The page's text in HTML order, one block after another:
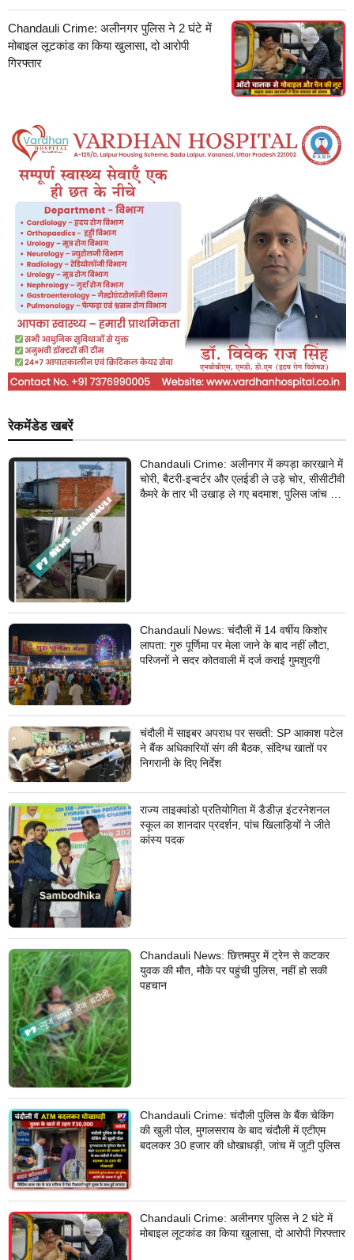
Chandauli Crime: अलीनगर पुलिस ने 2 घंटे में
मोबाइल लूटकांड का किया खुलासा, दो आरोपी
गिरफ्तार
रेकमेंडेड खबरें
Chandauli Crime: अलीनगर में कपड़ा कारखाने में
चोरी, बैटरी-इन्वर्टर और एलईडी ले उड़े चोर, सीसीटीवी
कैमरे के तार भी उखाड़ ले गए बदमाश, पुलिस जांच में
Chandauli News: चंदौली में 14 वर्षीय किशोर
लापता: गुरु पूर्णिमा पर मेला जाने के बाद नहीं लौटा,
परिजनों ने सदर कोतवाली में दर्ज कराई गुमशुदगी
चंदौली में साइबर अपराध पर सख्ती: SP आकाश पटेल
ने बैंक अधिकारियों संग की बैठक, संदिग्ध खातों पर
निगरानी के दिए निर्देश
राज्य ताइक्वांडो प्रतियोगिता में डैडीज़ इंटरनेशनल
स्कूल का शानदार प्रदर्शन, पांच खिलाड़ियों ने जीते
कांस्य पदक
Chandauli News: छित्तमपुर में ट्रेन से कटकर
युवक की मौत, मौके पर पहुंची पुलिस, नहीं हो सकी
पहचान
Chandauli Crime: चंदौली पुलिस के बैंक चेकिंग
की खुली पोल, मुगलसराय के बाद चंदौली में एटीएम
बदलकर 30 हजार की धोखाधड़ी, जांच में जुटी पुलिस
Chandauli Crime: अलीनगर पुलिस ने 2 घंटे में
मोबाइल लूटकांड का किया खुलासा, दो आरोपी गिरफ्तार